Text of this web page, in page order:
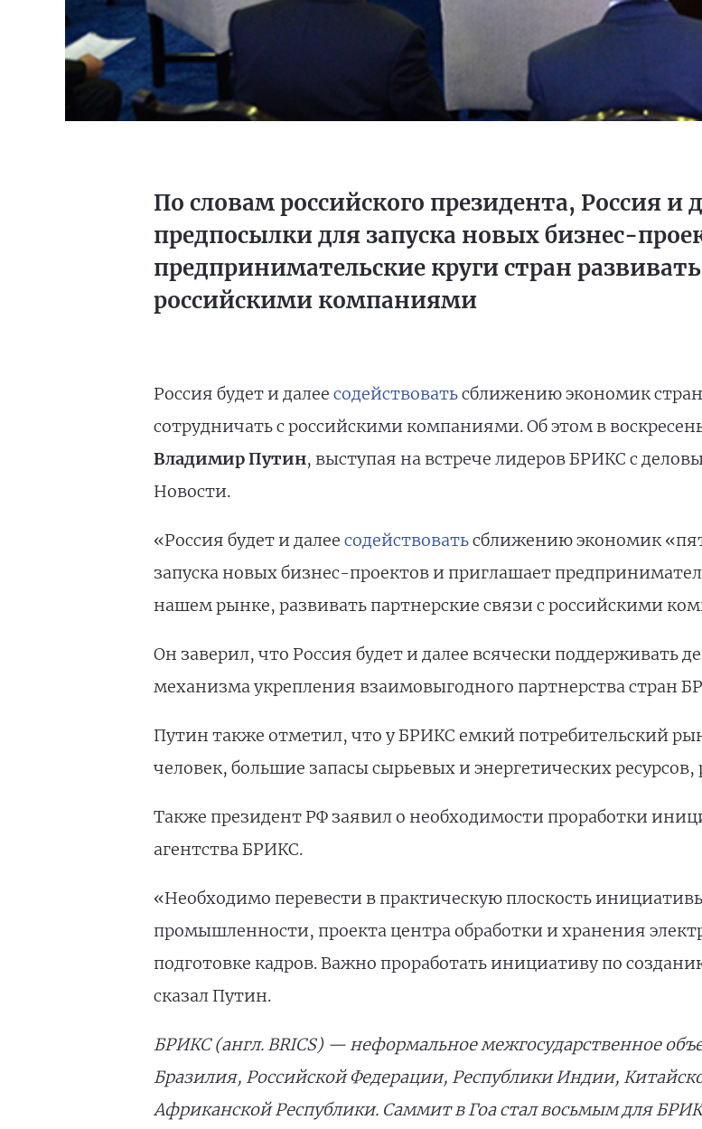
По словам российского президента, Россия
предпосылки для запуска новых бизнес-
предпринимательские круги стран
российскими компаниями
Россия будет и далее содействоватьсближению экономик
сотрудничать с российскими компаниями. Об этом в
Владимир Путин, выступая на встрече лидеров БРИКС с
Новости.
«Россия будет и далее содействоватьсближению экономик
запуска новых бизнес-проектов и приглашает
нашем рынке, развивать партнерские связи с российскими
Он заверил, что Россия будет и далее всячески поддерживать
механизма укрепления взаимовыгодного партнерства стран
Путин также отметил, что у БРИКС емкий потребительский
человек, большие запасы сырьевых и энергетических
Также президент РФ заявил о необходимости проработки
агентства БРИКС.
«Необходимо перевести в практическую плоскость
промышленности, проекта центра обработки и хранения
подготовке кадров. Важно проработать инициативу по
сказал Путин.
БРИКС (англ. BRICS) — неформальное межгосударственное
Бразилия, Российской Федерации, Республики Индии,
Африканской Республики. Саммит в Гоа стал восьмым для